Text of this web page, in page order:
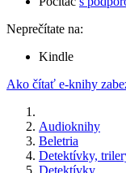
Neprečítate na:
Kindle
Ako čítať e-knihy
Audioknihy
Beletria
Detektívky,
Detektívky